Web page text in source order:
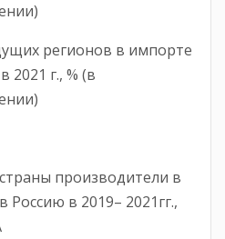
регионов в импорте
2021 г., % (в
производители в
в 2019– 2021гг.,